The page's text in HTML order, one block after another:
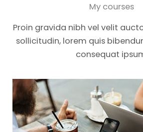
My courses
Proin gravida nibh vel velit
sollicitudin, lorem quis
consequat